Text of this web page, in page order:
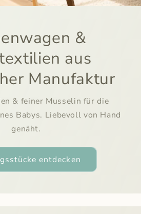
&
aus
Manufaktur
& feiner Musselin für die
Babys. Liebevoll von Hand
genäht.
entdecken